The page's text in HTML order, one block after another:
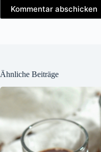
Kommentar abschicken
Ähnliche Beiträge